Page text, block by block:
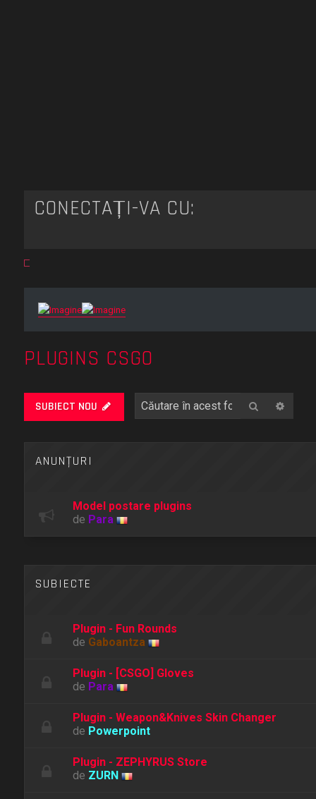
CONECTAȚI-VĂ CU:
PLUGINS CSGO
SUBIECT NOU Căutare
ANUNŢURI
Model postare plugins
de Para
SUBIECTE
Plugin - Fun Rounds
de Gaboantza
Plugin - [CSGO] Gloves
de Para
Plugin - Weapon&Knives Skin Changer
de Powerpoint
Plugin - ZEPHYRUS Store
de ZURN